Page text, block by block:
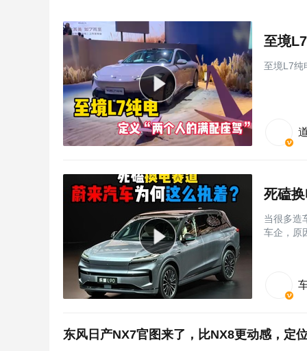
至境
至境L7纯
死磕
当很多造
车企，原
东风日产NX7官图来了，比NX8更动感，定